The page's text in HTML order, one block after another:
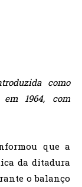
como
1964, com
que a
da ditadura
o balanço